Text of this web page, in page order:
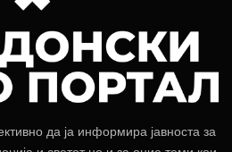
да ја информира јавноста за